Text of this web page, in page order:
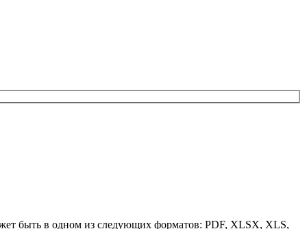
быть в одном из следующих форматов: PDF, XLSX, XLS,